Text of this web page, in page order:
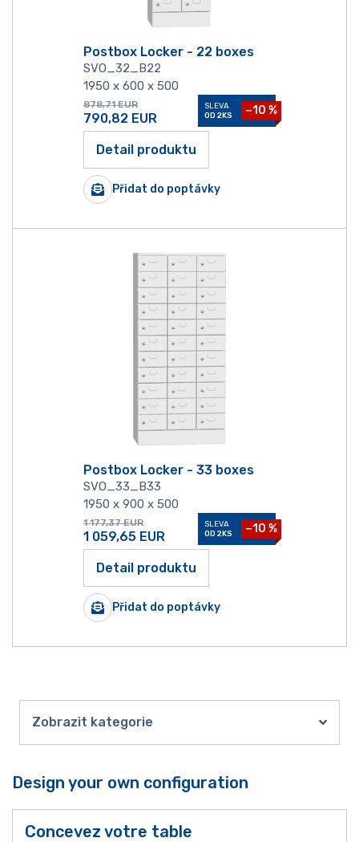
Postbox Locker - 22 boxes
SVO_32_B22
1950 x 600 x 500
878,71 EUR
790,82 EUR
SLEVA
OD 2KS
−10 %
Detail produktu
Přidat do poptávky
Postbox Locker - 33 boxes
SVO_33_B33
1950 x 900 x 500
1 177,37 EUR
1 059,65 EUR
SLEVA
OD 2KS
−10 %
Detail produktu
Přidat do poptávky
Zobrazit kategorie
Design your own configuration
Concevez votre table